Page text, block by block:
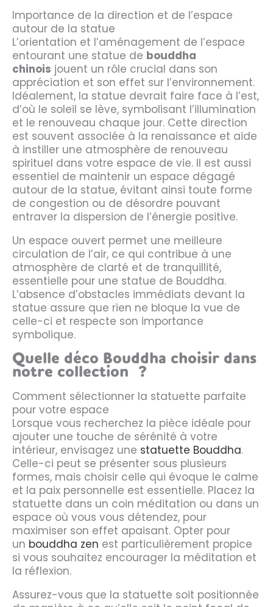
Importance de la direction et de l’espace
autour de la statue
L’orientation et l’aménagement de l’espace
entourant une statue de bouddha
chinois jouent un rôle crucial dans son
appréciation et son effet sur l’environnement.
Idéalement, la statue devrait faire face à l’est,
d’où le soleil se lève, symbolisant l’illumination
et le renouveau chaque jour. Cette direction
est souvent associée à la renaissance et aide
à instiller une atmosphère de renouveau
spirituel dans votre espace de vie. Il est aussi
essentiel de maintenir un espace dégagé
autour de la statue, évitant ainsi toute forme
de congestion ou de désordre pouvant
entraver la dispersion de l’énergie positive.
Un espace ouvert permet une meilleure
circulation de l’air, ce qui contribue à une
atmosphère de clarté et de tranquillité,
essentielle pour une statue de Bouddha.
L’absence d’obstacles immédiats devant la
statue assure que rien ne bloque la vue de
celle-ci et respecte son importance
symbolique.
Quelle déco Bouddha choisir dans
notre collection ?
Comment sélectionner la statuette parfaite
pour votre espace
Lorsque vous recherchez la pièce idéale pour
ajouter une touche de sérénité à votre
intérieur, envisagez une statuette Bouddha.
Celle-ci peut se présenter sous plusieurs
formes, mais choisir celle qui évoque le calme
et la paix personnelle est essentielle. Placez la
statuette dans un coin méditation ou dans un
espace où vous vous détendez, pour
maximiser son effet apaisant. Opter pour
un bouddha zen est particulièrement propice
si vous souhaitez encourager la méditation et
la réflexion.
Assurez-vous que la statuette soit positionnée